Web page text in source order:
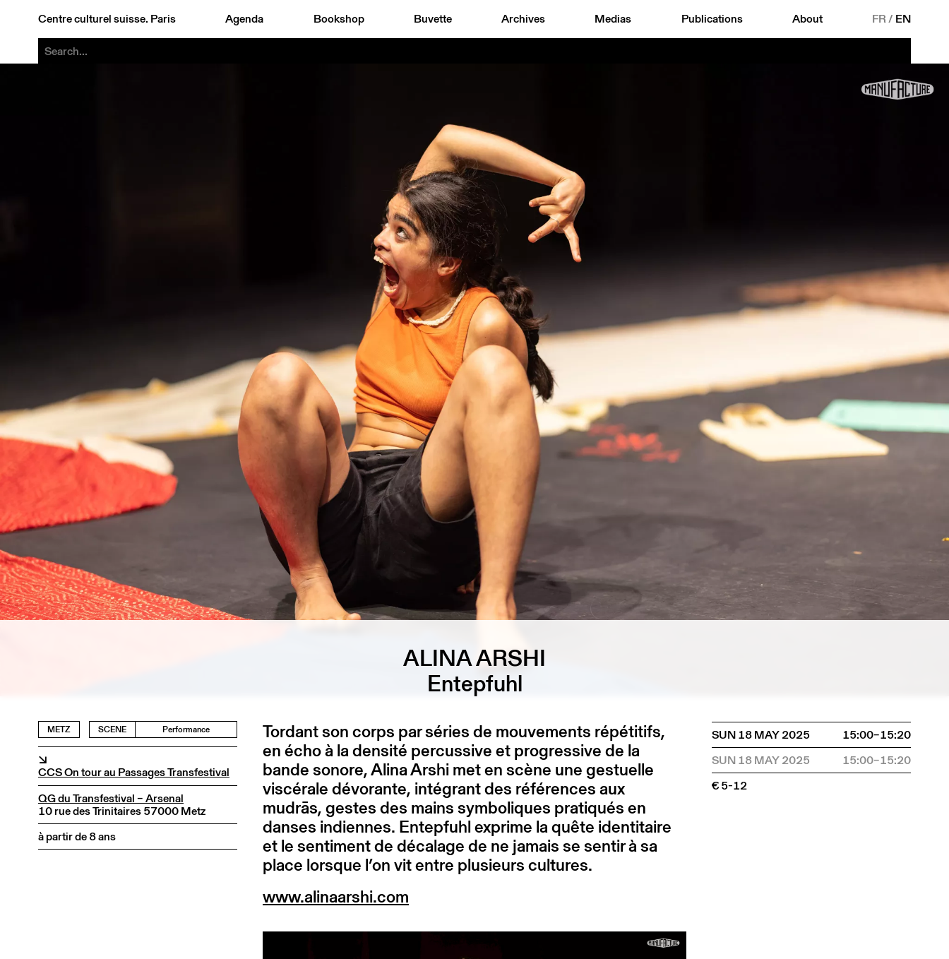
Centre culturel suisse. Paris Agenda Bookshop Buvette Archives Medias Publications About FR/ EN
ALINA ARSHI
Entepfuhl
METZ SCENE Performance
↘
CCS On tour au Passages Transfestival
QG du Transfestival – Arsenal
10 rue des Trinitaires 57000 Metz
à partir de 8 ans
Tordant son corps par séries de mouvements répétitifs,
en écho à la densité percussive et progressive de la
bande sonore, Alina Arshi met en scène une gestuelle
viscérale dévorante, intégrant des références aux
mudrās, gestes des mains symboliques pratiqués en
danses indiennes. Entepfuhl exprime la quête identitaire
et le sentiment de décalage de ne jamais se sentir à sa
place lorsque l’on vit entre plusieurs cultures.
www.alinaarshi.com
SUN 18 MAY 2025
15:00–15:20
SUN 18 MAY 2025
15:00–15:20
€ 5-12